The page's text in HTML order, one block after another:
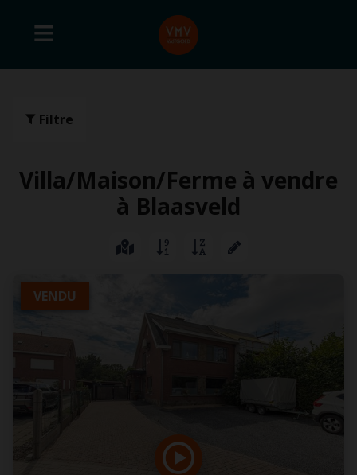
Filtre
Villa/Maison/Ferme à vendre
à Blaasveld
VENDU